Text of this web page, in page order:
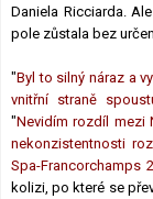
Daniela Ricciarda.
pole zůstala bez
"Byl to silný náraz a
vnitřní straně
"Nevidím rozdíl mezi
nekonzistentnosti
Spa-
kolizi, po které se